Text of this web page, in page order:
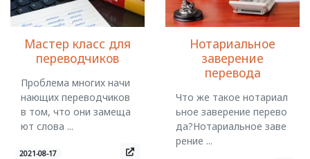
Мастер класс для
переводчиков
Проблема многих начи
нающих переводчиков
в том, что они замеща
ют слова ...
2021-08-17
Нотариальное
заверение
перевода
Что же такое нотариал
ьное заверение перево
да?Нотариальное заве
рение ...